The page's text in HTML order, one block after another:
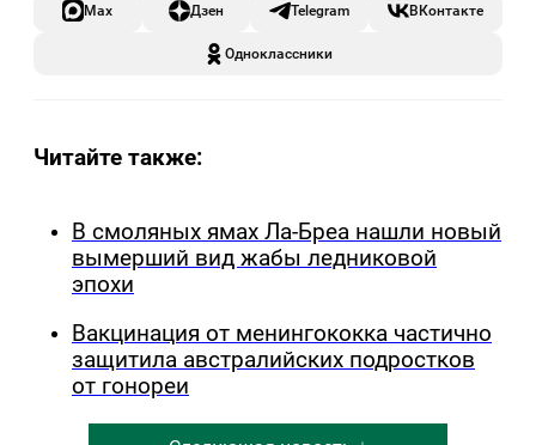
Max Дзен Telegram ВКонтакте
Одноклассники
Читайте также:
В смоляных ямах Ла-Бреа нашли новый
вымерший вид жабы ледниковой
эпохи
Вакцинация от менингококка частично
защитила австралийских подростков
от гонореи